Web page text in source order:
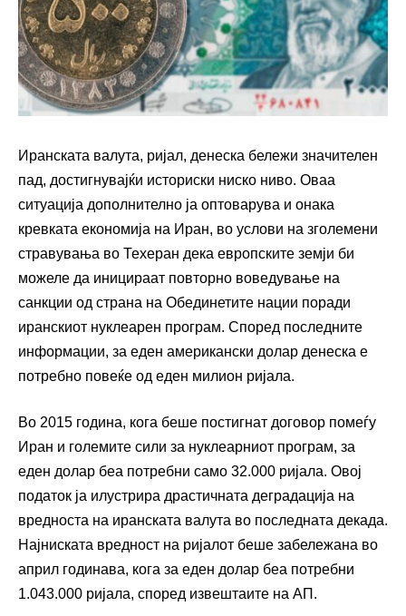
Иранската валута, ријал, денеска бележи значителен
пад, достигнувајќи историски ниско ниво. Оваа
ситуација дополнително ја оптоварува и онака
кревката економија на Иран, во услови на зголемени
стравувања во Техеран дека европските земји би
можеле да иницираат повторно воведување на
санкции од страна на Обединетите нации поради
иранскиот нуклеарен програм. Според последните
информации, за еден американски долар денеска е
потребно повеќе од еден милион ријала.
Во 2015 година, кога беше постигнат договор помеѓу
Иран и големите сили за нуклеарниот програм, за
еден долар беа потребни само 32.000 ријала. Овој
податок ја илустрира драстичната деградација на
вредноста на иранската валута во последната декада.
Најниската вредност на ријалот беше забележана во
април годинава, кога за еден долар беа потребни
1.043.000 ријала, според извештаите на АП.